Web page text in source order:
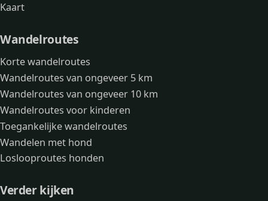
Kaart
Wandelroutes
Korte wandelroutes
Wandelroutes van ongeveer 5 km
Wandelroutes van ongeveer 10 km
Wandelroutes voor kinderen
Toegankelijke wandelroutes
Wandelen met hond
Loslooproutes honden
Verder kijken